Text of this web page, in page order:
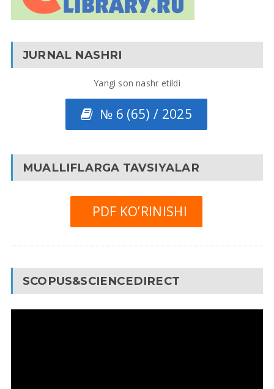
JURNAL NASHRI
Yangi son nashr etildi
№ 6 (65) / 2025
MUALLIFLARGA TAVSIYALAR
PDF KO’RINISHI
SCOPUS&SCIENCEDIRECT